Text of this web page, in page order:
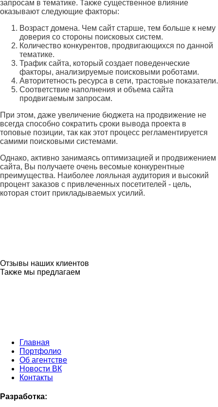
запросам в тематике. Также существенное влияние
оказывают следующие факторы:
Возраст домена. Чем сайт старше, тем больше к нему
доверия со стороны поисковых систем.
Количество конкурентов, продвигающихся по данной
тематике.
Трафик сайта, который создает поведенческие
факторы, анализируемые поисковыми роботами.
Авторитетность ресурса в сети, трастовые показатели.
Соответствие наполнения и объема сайта
продвигаемым запросам.
При этом, даже увеличение бюджета на продвижение не
всегда способно сократить сроки вывода проекта в
топовые позиции, так как этот процесс регламентируется
самими поисковыми системами.
Однако, активно занимаясь оптимизацией и продвижением
сайта, Вы получаете очень весомые конкурентные
преимущества. Наиболее лояльная аудитория и высокий
процент заказов с привлеченных посетителей - цель,
которая стоит прикладываемых усилий.
Отзывы наших клиентов
Также мы предлагаем
Главная
Портфолио
Об агентстве
Новости ВК
Контакты
Разработка: